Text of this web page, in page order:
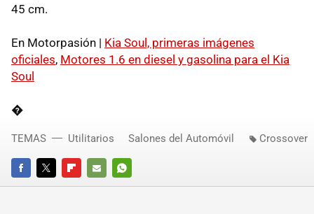
45 cm.
En Motorpasión | Kia Soul, primeras imágenes
oficiales, Motores 1.6 en diesel y gasolina para el Kia
Soul
�
FACEBOOKTWITTERFLIPBOARD
E-
WHATSAPP
TEMAS Utilitarios Salones del Automóvil Crossover